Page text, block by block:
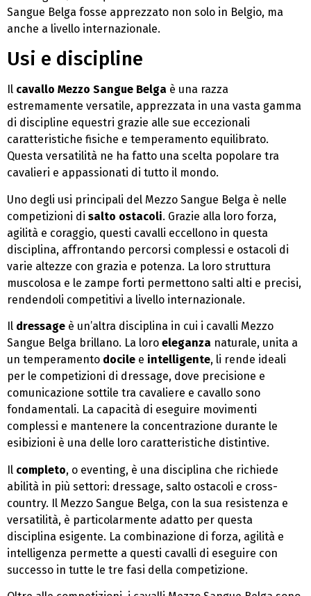
Sangue Belga fosse apprezzato non solo in Belgio, ma
anche a livello internazionale.
Usi e discipline
Il cavallo Mezzo Sangue Belga è una razza
estremamente versatile, apprezzata in una vasta gamma
di discipline equestri grazie alle sue eccezionali
caratteristiche fisiche e temperamento equilibrato.
Questa versatilità ne ha fatto una scelta popolare tra
cavalieri e appassionati di tutto il mondo.
Uno degli usi principali del Mezzo Sangue Belga è nelle
competizioni di salto ostacoli. Grazie alla loro forza,
agilità e coraggio, questi cavalli eccellono in questa
disciplina, affrontando percorsi complessi e ostacoli di
varie altezze con grazia e potenza. La loro struttura
muscolosa e le zampe forti permettono salti alti e precisi,
rendendoli competitivi a livello internazionale.
Il dressage è un’altra disciplina in cui i cavalli Mezzo
Sangue Belga brillano. La loro eleganza naturale, unita a
un temperamento docile e intelligente, li rende ideali
per le competizioni di dressage, dove precisione e
comunicazione sottile tra cavaliere e cavallo sono
fondamentali. La capacità di eseguire movimenti
complessi e mantenere la concentrazione durante le
esibizioni è una delle loro caratteristiche distintive.
Il completo, o eventing, è una disciplina che richiede
abilità in più settori: dressage, salto ostacoli e cross-
country. Il Mezzo Sangue Belga, con la sua resistenza e
versatilità, è particolarmente adatto per questa
disciplina esigente. La combinazione di forza, agilità e
intelligenza permette a questi cavalli di eseguire con
successo in tutte le tre fasi della competizione.